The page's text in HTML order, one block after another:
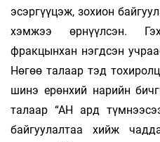
эсэргүүцэж, зохион
хэмжээ өрнүүлсэн.
фракцынхан нэгдсэн
Нөгөө талаар тэд
шинэ ерөнхий нарийн
талаар “АН ард
байгуулалтаа хийж